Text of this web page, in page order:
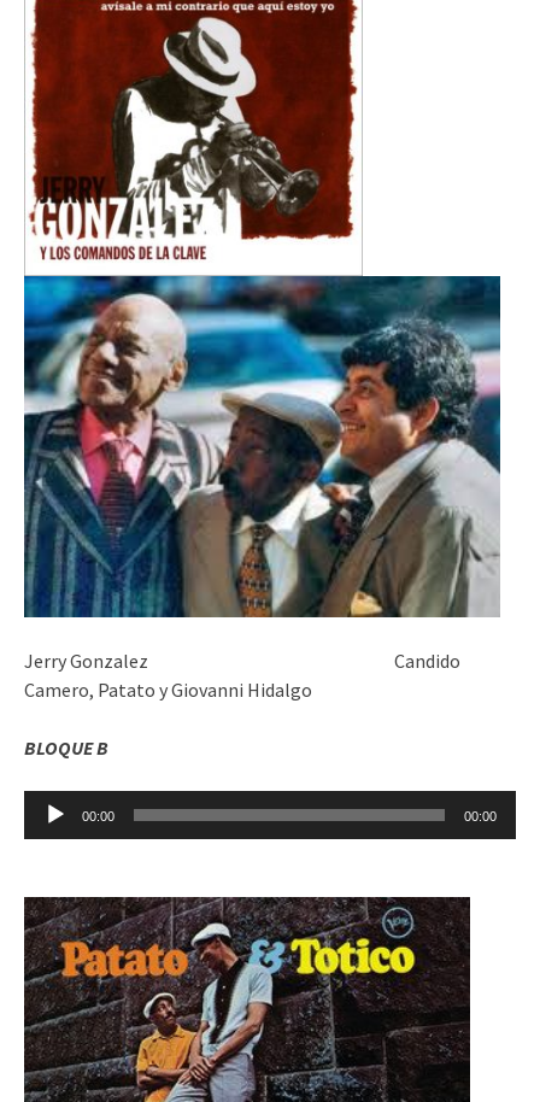
Jerry Gonzalez Candido
Camero, Patato y Giovanni Hidalgo
BLOQUE B
Reproductor
00:00 00:00